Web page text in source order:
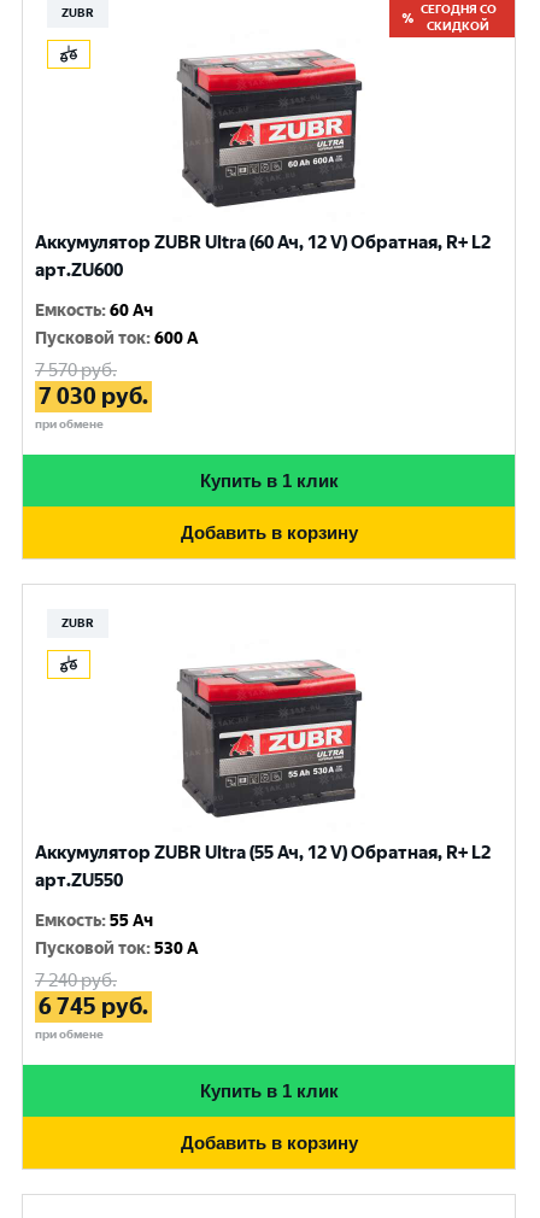
ZUBR
СЕГОДНЯ СО
СКИДКОЙ
Аккумулятор ZUBR Ultra (60 Ач, 12 V) Обратная, R+ L2
арт.ZU600
Емкость:60 Ач
Пусковой ток:600 A
7 570руб.
7 030 руб.
при обмене
Купить в 1 клик
Добавить в корзину
ZUBR
Аккумулятор ZUBR Ultra (55 Ач, 12 V) Обратная, R+ L2
арт.ZU550
Емкость:55 Ач
Пусковой ток:530 A
7 240руб.
6 745 руб.
при обмене
Купить в 1 клик
Добавить в корзину